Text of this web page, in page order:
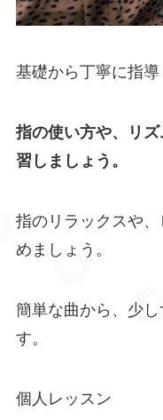
基礎から丁寧に指導
指の使い方や、リ
習しましょう。
指のリラックスや
めましょう。
簡単な曲から、少
す。
個人レッスン